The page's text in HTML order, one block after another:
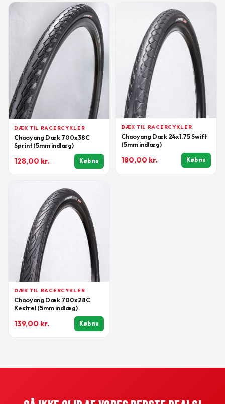
DÆK TIL RACERCYKLER
Chaoyang Dæk 700x38C
Sprint (5mm indlæg)
128,00 kr. Køb nu
DÆK TIL RACERCYKLER
Chaoyang Dæk 24x1.75 Swift
(5mm indlæg)
180,00 kr. Køb nu
DÆK TIL RACERCYKLER
Chaoyang Dæk 700x28C
Kestrel (5mm indlæg)
139,00 kr. Køb nu